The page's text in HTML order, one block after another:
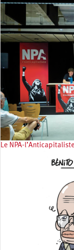
Le NPA-